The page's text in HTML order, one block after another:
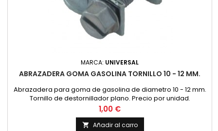
MARCA: UNIVERSAL
ABRAZADERA GOMA GASOLINA TORNILLO 10 - 12 MM.
Abrazadera para goma de gasolina de diametro 10 - 12 mm.
Tornillo de destornillador plano. Precio por unidad.
Precio
1,00 €
 Añadir al carro